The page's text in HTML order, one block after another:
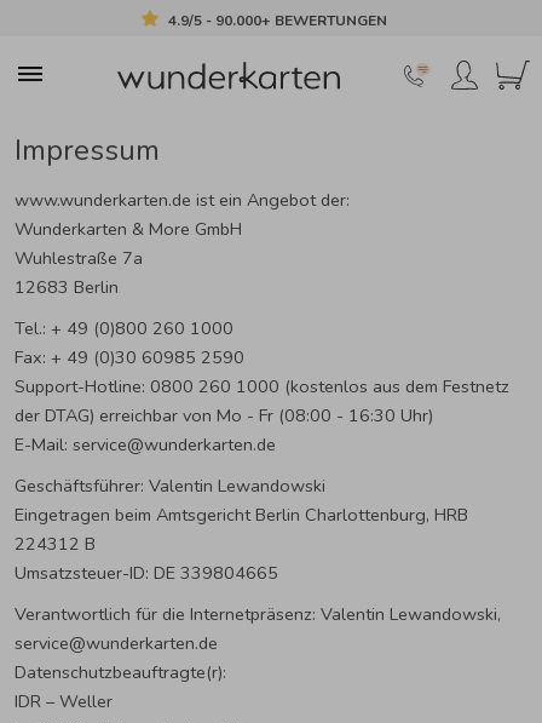
4.9/5 - 90.000+ BEWERTUNGEN
Impressum
www.wunderkarten.de ist ein Angebot der:
Wunderkarten & More GmbH
Wuhlestraße 7a
12683 Berlin
Tel.: + 49 (0)800 260 1000
Fax: + 49 (0)30 60985 2590
Support-Hotline: 0800 260 1000 (kostenlos aus dem Festnetz
der DTAG) erreichbar von Mo - Fr (08:00 - 16:30 Uhr)
E-Mail: service@wunderkarten.de
Geschäftsführer: Valentin Lewandowski
Eingetragen beim Amtsgericht Berlin Charlottenburg, HRB
224312 B
Umsatzsteuer-ID: DE 339804665
Verantwortlich für die Internetpräsenz: Valentin Lewandowski,
service@wunderkarten.de
Datenschutzbeauftragte(r):
IDR – Weller